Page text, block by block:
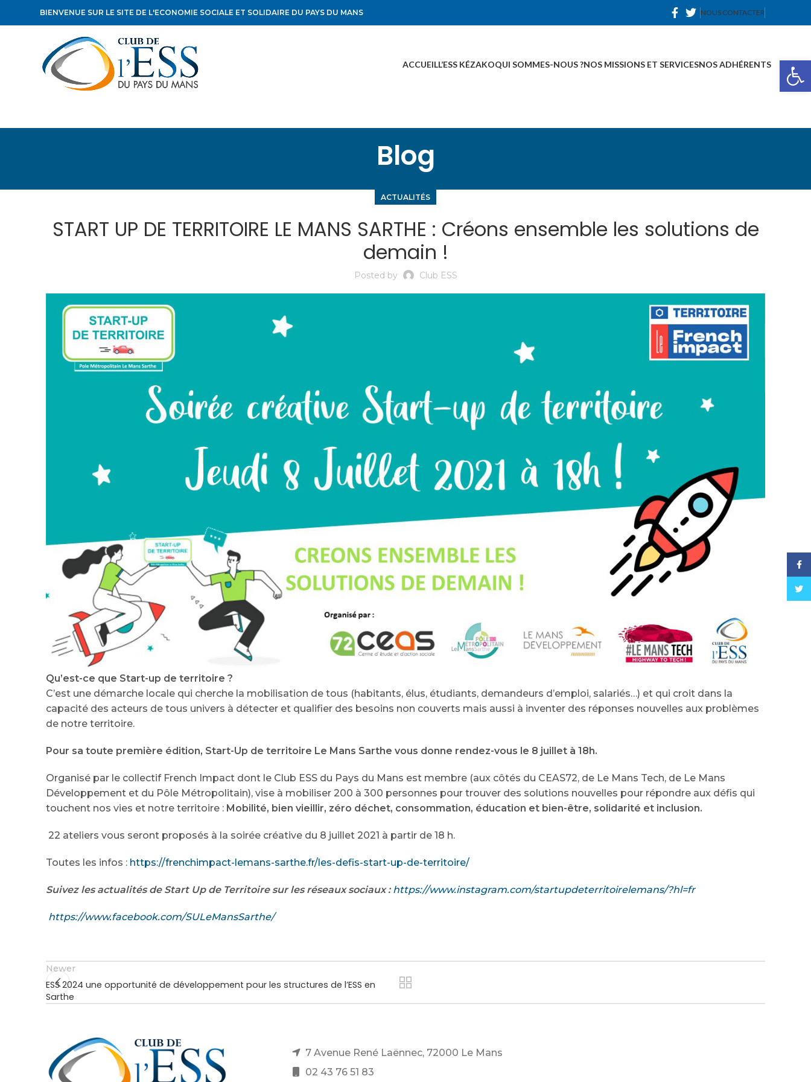
BIENVENUE SUR LE SITE DE L'ECONOMIE SOCIALE ET SOLIDAIRE DU PAYS DU MANS NOUS CONTACTER
ACCUEILL’ESS KÉZAKOQUI SOMMES-NOUS ?NOS MISSIONS ET SERVICESNOS ADHÉRENTS
Blog
ACTUALITÉS
START UP DE TERRITOIRE LE MANS SARTHE : Créons ensemble les solutions de
demain !
Posted by Club ESS
Qu’est-ce que Start-up de territoire ?
C’est une démarche locale qui cherche la mobilisation de tous (habitants, élus, étudiants, demandeurs d’emploi, salariés…) et qui croit dans la
capacité des acteurs de tous univers à détecter et qualifier des besoins non couverts mais aussi à inventer des réponses nouvelles aux problèmes
de notre territoire.
Pour sa toute première édition, Start-Up de territoire Le Mans Sarthe vous donne rendez-vous le 8 juillet à 18h.
Organisé par le collectif French Impact dont le Club ESS du Pays du Mans est membre (aux côtés du CEAS72, de Le Mans Tech, de Le Mans
Développement et du Pôle Métropolitain), vise à mobiliser 200 à 300 personnes pour trouver des solutions nouvelles pour répondre aux défis qui
touchent nos vies et notre territoire : Mobilité, bien vieillir, zéro déchet, consommation, éducation et bien-être, solidarité et inclusion.
22 ateliers vous seront proposés à la soirée créative du 8 juillet 2021 à partir de 18 h.
Toutes les infos : https://frenchimpact-lemans-sarthe.fr/les-defis-start-up-de-territoire/
Suivez les actualités de Start Up de Territoire sur les réseaux sociaux : https://www.instagram.com/startupdeterritoirelemans/?hl=fr
https://www.facebook.com/SULeMansSarthe/
Newer
ESS 2024 une opportunité de développement pour les structures de l’ESS en
Sarthe
7 Avenue René Laënnec, 72000 Le Mans
02 43 76 51 83